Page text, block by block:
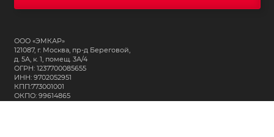
ООО «ЭМКАР»
121087, г. Москва, пр-д Береговой,
д. 5А, к. 1, помещ. 3А/4
ОГРН: 1237700085655
ИНН: 9702052951
КПП:773001001
ОКПО: 99614865